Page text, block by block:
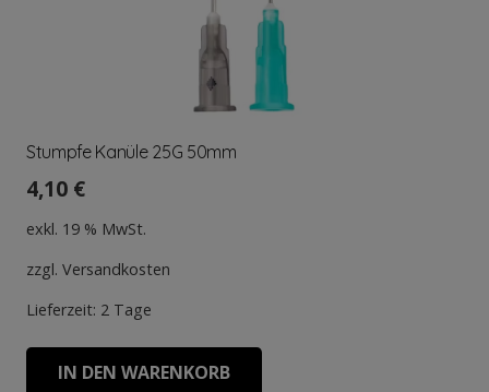
Stumpfe Kanüle 25G 50mm
4,10 €
exkl. 19 % MwSt.
zzgl. Versandkosten
Lieferzeit: 2 Tage
IN DEN WARENKORB